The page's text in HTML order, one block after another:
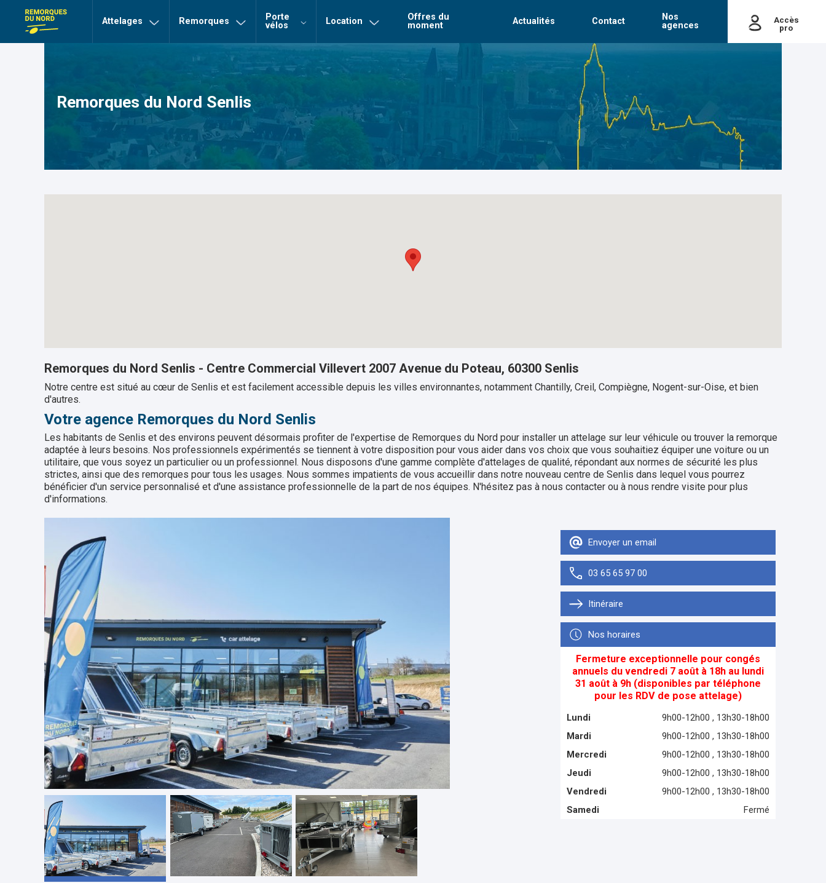
Remorques du nordAttelages Remorques
Porte
vélos
Location
Offres du
moment
Actualités Contact
Nos
agences
Accès
pro
Mot de passe
Mot de passe oublié
Remorques du Nord Senlis
Remorques du Nord Senlis - Centre Commercial Villevert 2007 Avenue du Poteau, 60300 Senlis
Notre centre est situé au cœur de Senlis et est facilement accessible depuis les villes environnantes, notamment Chantilly, Creil, Compiègne, Nogent-sur-Oise, et bien
d'autres.
Votre agence Remorques du Nord Senlis
Les habitants de Senlis et des environs peuvent désormais profiter de l'expertise de Remorques du Nord pour installer un attelage sur leur véhicule ou trouver la remorque
adaptée à leurs besoins. Nos professionnels expérimentés se tiennent à votre disposition pour vous aider dans vos choix que vous souhaitiez équiper une voiture ou un
utilitaire, que vous soyez un particulier ou un professionnel. Nous disposons d'une gamme complète d'attelages de qualité, répondant aux normes de sécurité les plus
strictes, ainsi que des remorques pour tous les usages. Nous sommes impatients de vous accueillir dans notre nouveau centre de Senlis dans lequel vous pourrez
bénéficier d'un service personnalisé et d'une assistance professionnelle de la part de nos équipes. N'hésitez pas à nous contacter ou à nous rendre visite pour plus
d'informations.
Envoyer un email
03 65 65 97 00
Itinéraire
Nos horaires
Fermeture exceptionnelle pour congés
annuels du vendredi 7 août à 18h au lundi
31 août à 9h (disponibles par téléphone
pour les RDV de pose attelage)
Lundi
9h00-12h00 , 13h30-18h00
Mardi
9h00-12h00 , 13h30-18h00
Mercredi
9h00-12h00 , 13h30-18h00
Jeudi
9h00-12h00 , 13h30-18h00
Vendredi
9h00-12h00 , 13h30-18h00
Samedi
Fermé